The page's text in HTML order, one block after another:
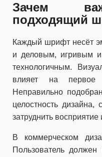
Зачем
подходящий
Каждый шрифт несёт
и деловым, игривым
технологичным.
влияет на первое
Неправильно
целостность дизайна,
затруднить
В коммерческом
Пользователь